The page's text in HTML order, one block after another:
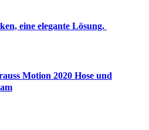
eine elegante Lösung.
Motion 2020 Hose und